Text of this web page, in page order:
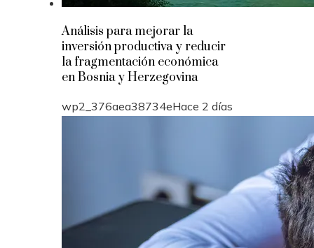
Análisis para mejorar la
inversión productiva y reducir
la fragmentación económica
en Bosnia y Herzegovina
wp2_376aea38734eHace 2 días